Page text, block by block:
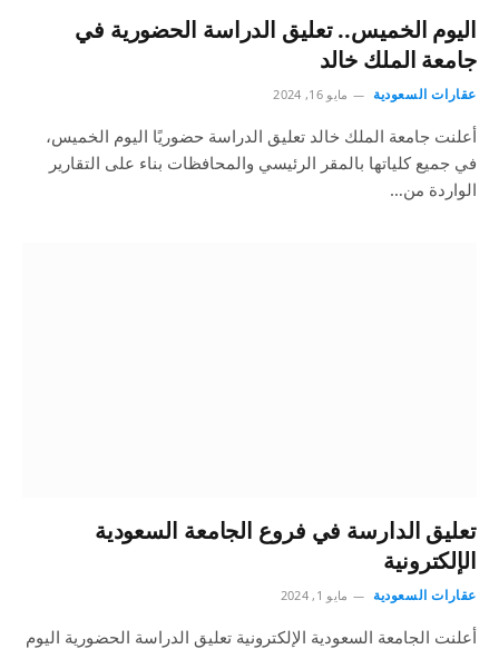
اليوم الخميس.. تعليق الدراسة الحضورية في
جامعة الملك خالد
عقارات السعودية مايو 16, 2024
أعلنت جامعة الملك خالد تعليق الدراسة حضوريًا اليوم الخميس،
في جميع كلياتها بالمقر الرئيسي والمحافظات بناء على التقارير
الواردة من…
تعليق الدارسة في فروع الجامعة السعودية
الإلكترونية
عقارات السعودية مايو 1, 2024
أعلنت الجامعة السعودية الإلكترونية تعليق الدراسة الحضورية اليوم